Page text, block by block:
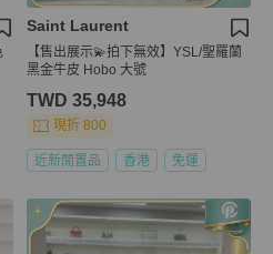
Saint Laurent
【售出展示💫拍下無效】YSL/聖羅蘭
黑金牛皮 Hobo 大號
TWD 35,948
現折 800
近新閒置品 香港 免運